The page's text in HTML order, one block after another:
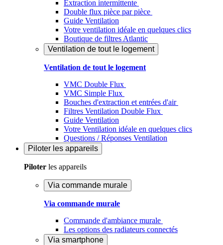
Extraction intermittente
Double flux pièce par pièce
Guide Ventilation
Votre ventilation idéale en quelques clics
Boutique de filtres Atlantic
Ventilation de tout le logement
Ventilation de tout le logement
VMC Double Flux
VMC Simple Flux
Bouches d'extraction et entrées d'air
Filtres Ventilation Double Flux
Guide Ventilation
Votre Ventilation idéale en quelques clics
Questions / Réponses Ventilation
Piloter les appareils
Piloter les appareils
Via commande murale
Via commande murale
Commande d'ambiance murale
Les options des radiateurs connectés
Via smartphone